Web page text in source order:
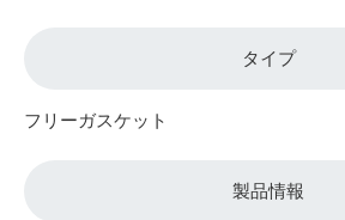
タイプ
フリーガスケット
製品情報